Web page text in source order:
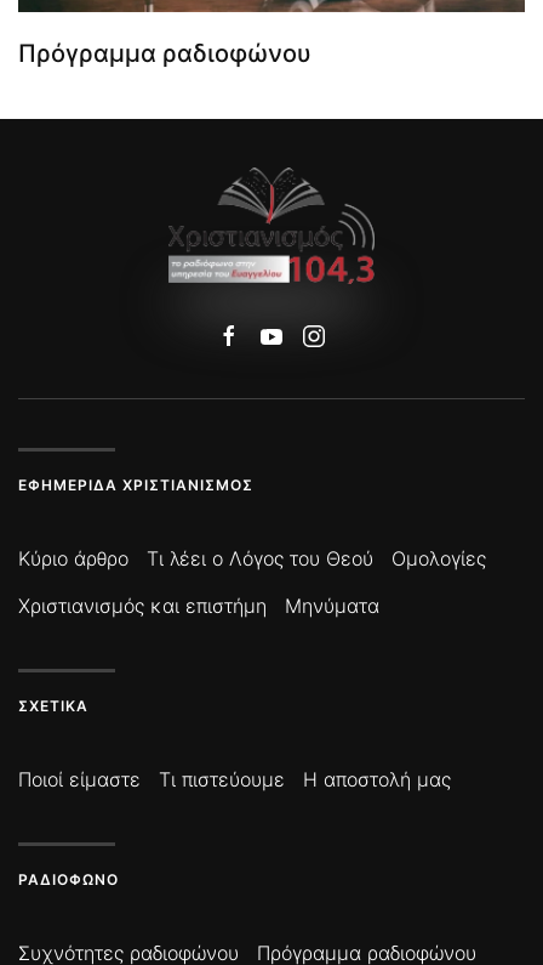
Πρόγραμμα ραδιοφώνου
ΕΦΗΜΕΡΊΔΑ ΧΡΙΣΤΙΑΝΙΣΜΌΣ
Κύριο άρθρο Τι λέει ο Λόγος του Θεού
Ομολογίες
Χριστιανισμός και επιστήμη
Μηνύματα
ΣΧΕΤΙΚΆ
Ποιοί είμαστε Τι πιστεύουμε Η αποστολή μας
ΡΑΔΙΌΦΩΝΟ
Συχνότητες ραδιοφώνου
Πρόγραμμα ραδιοφώνου